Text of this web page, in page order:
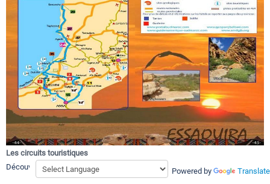
Les circuits touristiques
Découvrir les meilleurs circuits touristiques au Souss Sahara Atlantique
Powered by Translate